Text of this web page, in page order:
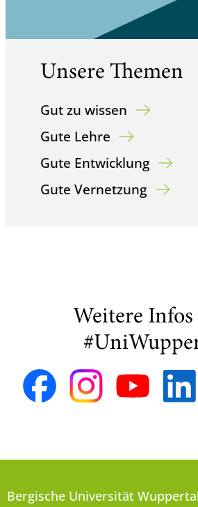
Unsere Themen
Gut zu wissen
Gute Lehre
Gute Entwicklung
Gute Vernetzung
Weitere Infos
Bergische Universität